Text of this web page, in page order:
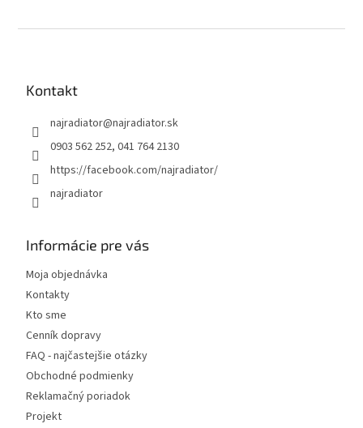
Kontakt
najradiator@najradiator.sk
0903 562 252, 041 764 2130
https://facebook.com/najradiator/
najradiator
Informácie pre vás
Moja objednávka
Kontakty
Kto sme
Cenník dopravy
FAQ - najčastejšie otázky
Obchodné podmienky
Reklamačný poriadok
Projekt